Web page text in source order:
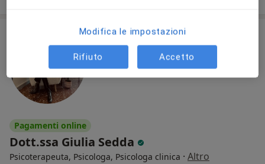
Pagamenti online
Dott.ssa Giulia Sedda
Psicoterapeuta, Psicologa, Psicologa clinica · Altro
Modifica le impostazioni
Rifiuto Accetto